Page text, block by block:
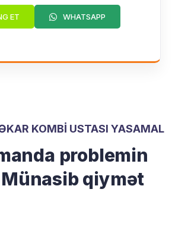
ET WHATSAPP
KOMBİ USTASI YASAMAL
problemin
qiymət